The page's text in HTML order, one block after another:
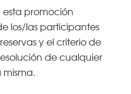
esta promoción
los/las participantes
y el criterio de
de cualquier